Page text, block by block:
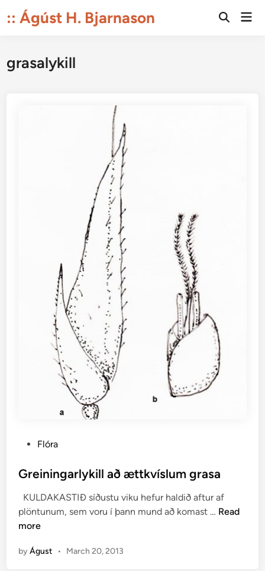
to:: Ágúst H. Bjarnason
Open
grasalykill
s
d
i
Flóra
Greiningarlykill að ættkvíslum grasa
KULDAKASTIÐ síðustu viku hefur haldið aftur af
plöntunum, sem voru í þann mund að komast … G
Read
more
byÁgust • March 20, 2013